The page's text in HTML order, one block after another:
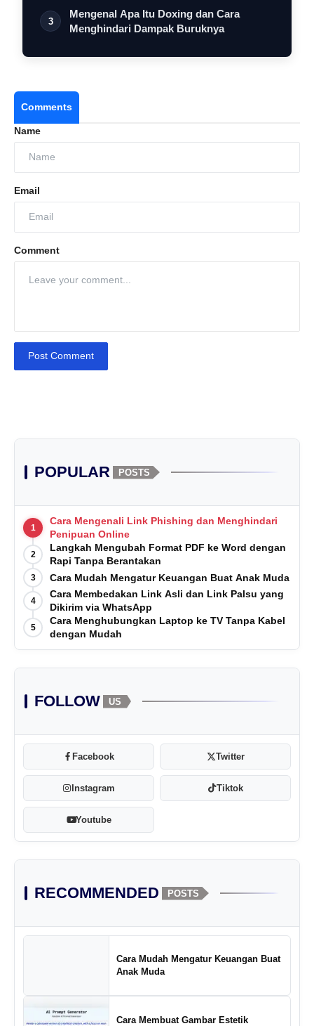
3
Mengenal Apa Itu Doxing dan Cara
Menghindari Dampak Buruknya
Comments
Name
Email
Comment
Post Comment
POPULAR POSTS
1
Cara Mengenali Link Phishing dan Menghindari
Penipuan Online
2
Langkah Mengubah Format PDF ke Word dengan
Rapi Tanpa Berantakan
3 Cara Mudah Mengatur Keuangan Buat Anak Muda
4
Cara Membedakan Link Asli dan Link Palsu yang
Dikirim via WhatsApp
5
Cara Menghubungkan Laptop ke TV Tanpa Kabel
dengan Mudah
FOLLOW US
Facebook Twitter
Instagram Tiktok
Youtube
RECOMMENDED POSTS
Cara Mudah Mengatur Keuangan Buat
Anak Muda
Cara Membuat Gambar Estetik